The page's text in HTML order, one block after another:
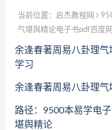
当前位置： 启杰教程网
气堪舆精论电子书pdf百度
余逢春著周易八卦理
学习
余逢春著周易八卦理
路径：9500本易学电
堪舆精论